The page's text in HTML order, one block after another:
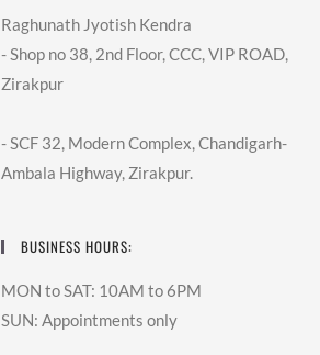
Raghunath Jyotish Kendra
- Shop no 38, 2nd Floor, CCC, VIP ROAD,
Zirakpur
- SCF 32, Modern Complex, Chandigarh-
Ambala Highway, Zirakpur.
BUSINESS HOURS:
MON to SAT: 10AM to 6PM
SUN: Appointments only